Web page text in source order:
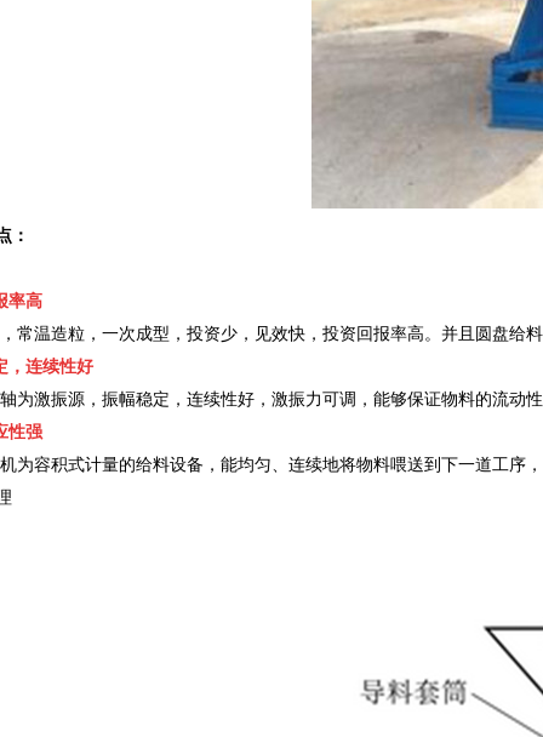
：
率高
常温造粒，一次成型，投资少，见效快，投资回报率高。并且圆盘
，连续性好
为激振源，振幅稳定，连续性好，激振力可调，能够保证物料的流动
性强
为容积式计量的给料设备，能均匀、连续地将物料喂送到下一道工